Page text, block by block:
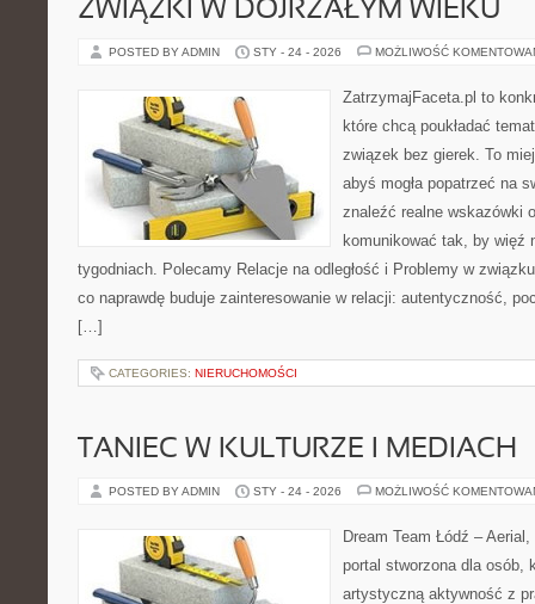
ZWIĄZKI W DOJRZAŁYM WIEKU
POSTED BY ADMIN STY - 24 - 2026 MOŻLIWOŚĆ
ZatrzymajFaceta.pl to
które chcą poukładać
związek bez gierek. To
abyś mogła popatrzeć na
znaleźć realne wskazówki
komunikować tak, by więź
tygodniach. Polecamy Relacje na odległość i Problemy w
co naprawdę buduje zainteresowanie w relacji: autentyczność,
[…]
CATEGORIES: NIERUCHOMOŚCI
TANIEC W KULTURZE I MEDIACH
POSTED BY ADMIN STY - 24 - 2026 MOŻLIWOŚĆ
Dream Team Łódź –
portal stworzona dla osób,
artystyczną aktywność z